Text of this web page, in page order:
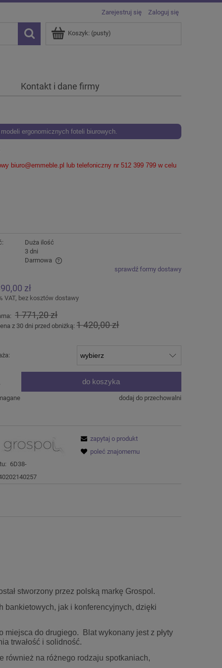
Zarejestruj się Zaloguj się
Koszyk: (pusty)
Kontakt i dane firmy
ergonomicznych foteli biurowych.
biuro@emmeble.pl
lub telefoniczny nr 512 399 799 w celu
Duża ilość
3 dni
Darmowa
kosztów
sprawdź formy dostawy
zł
VAT, bez kosztów dostawy
1 771,20 zł
z 30 dni przed obniżką:1 420,00 zł
do koszyka
dodaj do przechowalni
6D38-
zapytaj o produkt
poleć znajomemu
stworzony przez polską markę Grospol.
bankietowych, jak i konferencyjnych, dzięki
miejsca do drugiego. Blat wykonany jest z płyty
trwałość i solidność.
również na różnego rodzaju spotkaniach,